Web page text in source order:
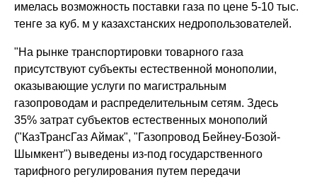
имелась возможность поставки газа по цене 5-10 тыс.
тенге за куб. м у казахстанских недропользователей.
"На рынке транспортировки товарного газа
присутствуют субъекты естественной монополии,
оказывающие услуги по магистральным
газопроводам и распределительным сетям. Здесь
35% затрат субъектов естественных монополий
("КазТрансГаз Аймак", "Газопровод Бейнеу-Бозой-
Шымкент") выведены из-под государственного
тарифного регулирования путем передачи